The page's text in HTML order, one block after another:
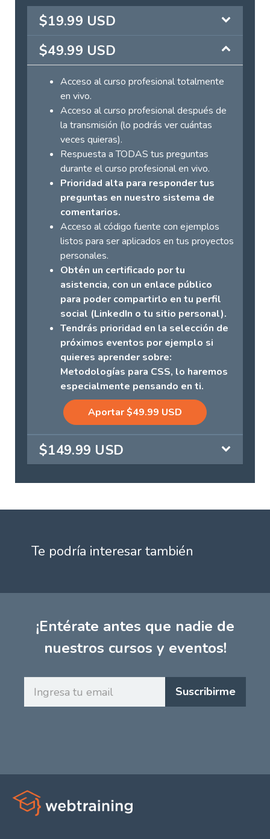
$19.99 USD
$49.99 USD
Acceso al curso profesional totalmente
en vivo.
Acceso al curso profesional después de
la transmisión (lo podrás ver cuántas
veces quieras).
Respuesta a TODAS tus preguntas
durante el curso profesional en vivo.
Prioridad alta para responder tus
preguntas en nuestro sistema de
comentarios.
Acceso al código fuente con ejemplos
listos para ser aplicados en tus proyectos
personales.
Obtén un certificado por tu
asistencia, con un enlace público
para poder compartirlo en tu perfil
social (LinkedIn o tu sitio personal).
Tendrás prioridad en la selección de
próximos eventos por ejemplo si
quieres aprender sobre:
Metodologías para CSS, lo haremos
especialmente pensando en ti.
Aportar $49.99 USD
$149.99 USD
Te podría interesar también
¡Entérate antes que nadie de
nuestros cursos y eventos!
tu
Suscribirme